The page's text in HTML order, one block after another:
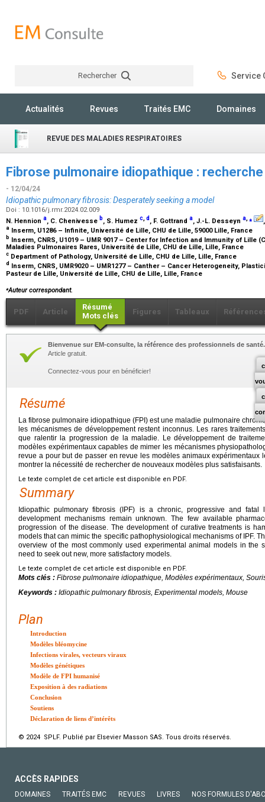
Rechercher Service
Actualités Revues Traités EMC Domaines
REVUE DES MALADIES RESPIRATOIRES
Fibrose pulmonaire idiopathique :
- 12/04/24
Idiopathic pulmonary fibrosis: Desperately seeking a model
Doi : 10.1016/j.rmr.2024.02.009
N. Hennion a, C. Chenivesse b, S. Humez c,d , F. Gottrand a, J.-L. Desseyn a,⁎
a Inserm, U1286 – Infinite, Université de Lille, CHU de Lille, 59000 Lille, France
b Inserm, CNRS, U1019 – UMR 9017 – Center for Infection and Immunity of Lille
Maladies Pulmonaires Rares, Université de Lille, CHU de Lille, Lille, France
c Department of Pathology, Université de Lille, CHU de Lille, Lille, France
d Inserm, CNRS, UMR9020 – UMR1277 – Canther – Cancer Heterogeneity,
Pasteur de Lille, Université de Lille, CHU de Lille, Lille, France
⁎Auteur correspondant.
PDF Article
Résumé
Mots clés
Figures Tableaux
Bienvenue sur EM-consulte, la référence des professionnels de santé.
Article gratuit.
Connectez-vous pour en bénéficier!
Résumé
La fibrose pulmonaire idiopathique (FPI) est une maladie pulmonaire
les mécanismes de développement restent inconnus. Les rares
que ralentir la progression de la maladie. Le développement de
modèles expérimentaux capables de mimer les mécanismes
revue a pour but de passer en revue les modèles animaux expérimentaux
montrer la nécessité de rechercher de nouveaux modèles plus satisfaisants.
Le texte complet de cet article est disponible en PDF.
Summary
Idiopathic pulmonary fibrosis (IPF) is a chronic, progressive and
development mechanisms remain unknown. The few available
progression of the disease. The development of curative treatments is
models that can mimic the specific pathophysiological mechanisms of IPF.
overview of the most commonly used experimental animal models in the
need to seek out new, more satisfactory models.
Le texte complet de cet article est disponible en PDF.
Mots clés : Fibrose pulmonaire idiopathique, Modèles expérimentaux,
Keywords : Idiopathic pulmonary fibrosis, Experimental models, Mouse
Plan
Introduction
Modèles bléomycine
Infections virales, vecteurs viraux
Modèles génétiques
Modèle de FPI humanisé
Exposition à des radiations
Conclusion
Soutiens
Déclaration de liens d’intérêts
© 2024 SPLF. Publié par Elsevier Masson SAS. Tous droits réservés.
ACCÈS RAPIDES
DOMAINES TRAITÉS EMC REVUES LIVRES NOS FORMULES